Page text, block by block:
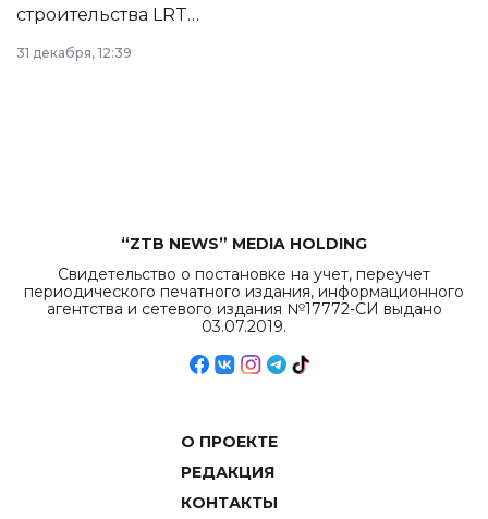
строительства LRT
в Астане из
республиканского
31 декабря, 12:39
“ZTB NEWS” MEDIA HOLDING
Свидетельство о постановке на учет, переучет
периодического печатного издания, информационного
агентства и сетевого издания №17772-СИ выдано
03.07.2019.
О ПРОЕКТЕ
РЕДАКЦИЯ
КОНТАКТЫ